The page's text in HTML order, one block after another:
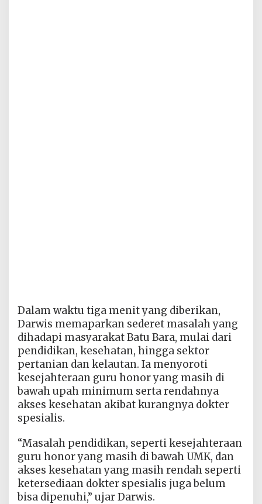
Dalam waktu tiga menit yang diberikan,
Darwis memaparkan sederet masalah yang
dihadapi masyarakat Batu Bara, mulai dari
pendidikan, kesehatan, hingga sektor
pertanian dan kelautan. Ia menyoroti
kesejahteraan guru honor yang masih di
bawah upah minimum serta rendahnya
akses kesehatan akibat kurangnya dokter
spesialis.
“Masalah pendidikan, seperti kesejahteraan
guru honor yang masih di bawah UMK, dan
akses kesehatan yang masih rendah seperti
ketersediaan dokter spesialis juga belum
bisa dipenuhi,” ujar Darwis.